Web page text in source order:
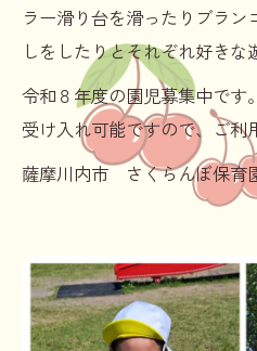
ラー滑り台を滑ったりブラ
しをしたりとそれぞれ好き
令和８年度の園児募集中です
受け入れ可能ですので、ご利
薩摩川内市 さくらんぼ保育